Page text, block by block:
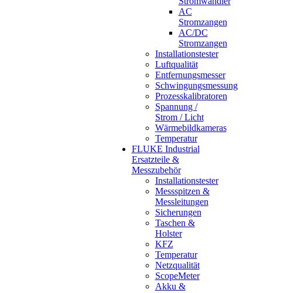
AC
Stromzangen
AC/DC
Stromzangen
Installationstester
Luftqualität
Entfernungsmesser
Schwingungsmessung
Prozesskalibratoren
Spannung /
Strom / Licht
Wärmebildkameras
Temperatur
FLUKE Industrial
Ersatzteile &
Messzubehör
Installationstester
Messspitzen &
Messleitungen
Sicherungen
Taschen &
Holster
KFZ
Temperatur
Netzqualität
ScopeMeter
Akku &